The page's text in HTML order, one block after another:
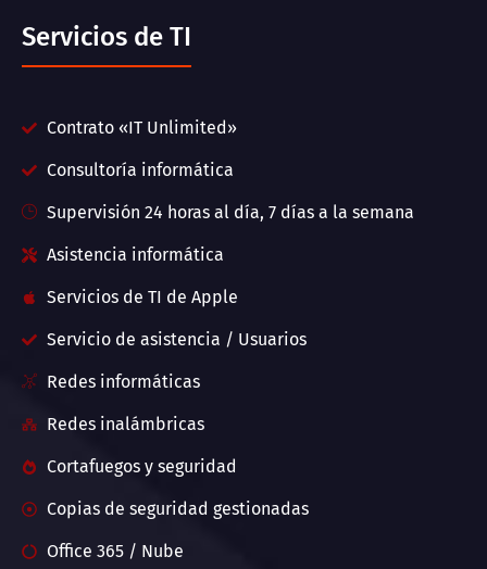
Servicios de TI
Contrato «IT Unlimited»
Consultoría informática
Supervisión 24 horas al día, 7 días a la semana
Asistencia informática
Servicios de TI de Apple
Servicio de asistencia / Usuarios
Redes informáticas
Redes inalámbricas
Cortafuegos y seguridad
Copias de seguridad gestionadas
Office 365 / Nube